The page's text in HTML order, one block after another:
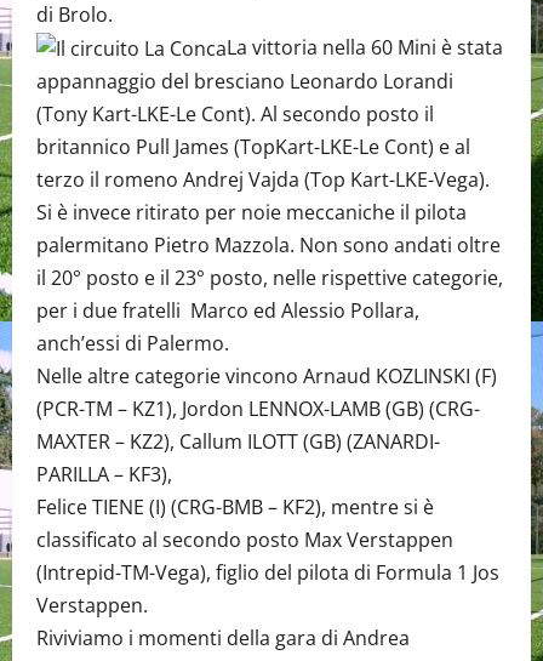
di Brolo.
La vittoria nella 60 Mini è stata
appannaggio del bresciano Leonardo Lorandi
(Tony Kart-LKE-Le Cont). Al secondo posto il
britannico Pull James (TopKart-LKE-Le Cont) e al
terzo il romeno Andrej Vajda (Top Kart-LKE-Vega).
Si è invece ritirato per noie meccaniche il pilota
palermitano Pietro Mazzola. Non sono andati oltre
il 20° posto e il 23° posto, nelle rispettive categorie,
per i due fratelli Marco ed Alessio Pollara,
anch’essi di Palermo.
Nelle altre categorie vincono Arnaud KOZLINSKI (F)
(PCR-TM – KZ1), Jordon LENNOX-LAMB (GB) (CRG-
MAXTER – KZ2), Callum ILOTT (GB) (ZANARDI-
PARILLA – KF3),
Felice TIENE (I) (CRG-BMB – KF2), mentre si è
classificato al secondo posto Max Verstappen
(Intrepid-TM-Vega), figlio del pilota di Formula 1 Jos
Verstappen.
Riviviamo i momenti della gara di Andrea